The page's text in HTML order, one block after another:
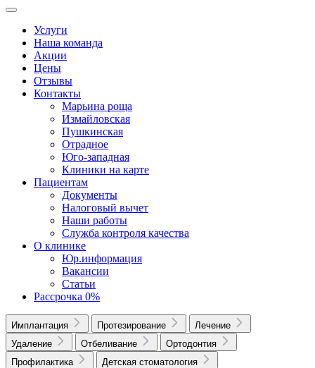
Услуги
Наша команда
Акции
Цены
Отзывы
Контакты
Марьина роща
Измайловская
Пушкинская
Отрадное
Юго-западная
Клиники на карте
Пациентам
Документы
Налоговый вычет
Наши работы
Служба контроля качества
О клинике
Юр.информация
Вакансии
Статьи
Рассрочка 0%
Имплантация Протезирование
Лечение
Удаление
Отбеливание
Ортодонтия
Профилактика
Детская стоматология